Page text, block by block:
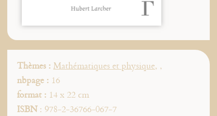
Thèmes : Mathématiques et physique, ,
nbpage : 16
format : 14 x 22 cm
ISBN: 978-2-36766-067-7